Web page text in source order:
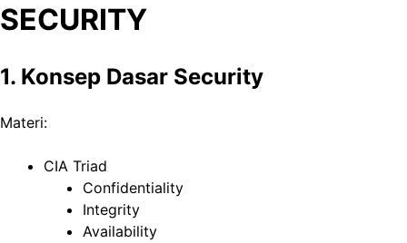
SECURITY
1. Konsep Dasar Security
Materi:
CIA Triad
Confidentiality
Integrity
Availability